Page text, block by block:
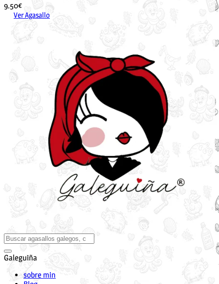
9.50€
Ver Agasallo
Galeguiña
sobre min